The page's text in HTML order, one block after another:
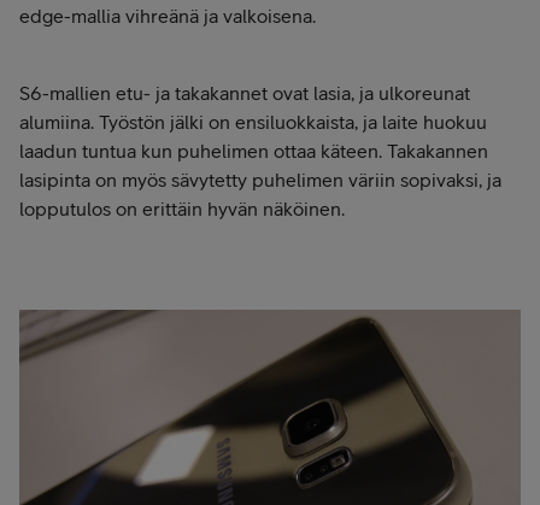
edge-mallia vihreänä ja valkoisena.
S6-mallien etu- ja takakannet ovat lasia, ja ulkoreunat
alumiina. Työstön jälki on ensiluokkaista, ja laite huokuu
laadun tuntua kun puhelimen ottaa käteen. Takakannen
lasipinta on myös sävytetty puhelimen väriin sopivaksi, ja
lopputulos on erittäin hyvän näköinen.